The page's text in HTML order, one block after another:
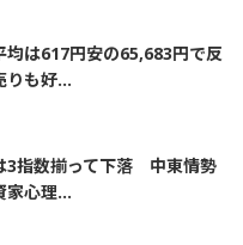
均は617円安の65,683円で反
も好...
3指数揃って下落 中東情勢
家心理...